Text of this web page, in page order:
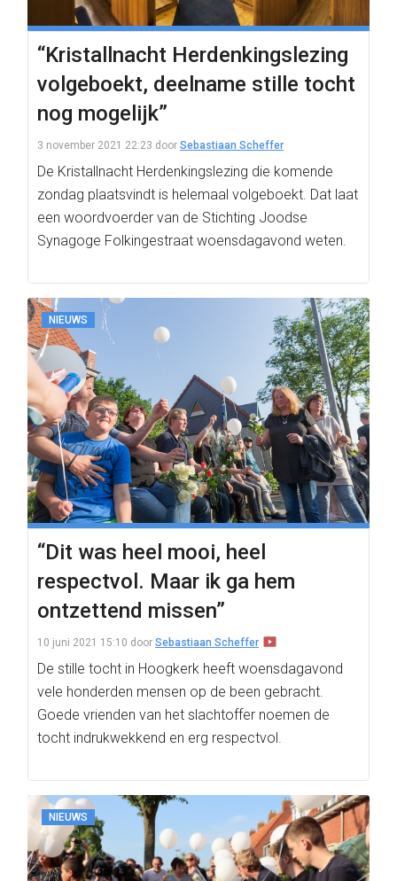
“Kristallnacht Herdenkingslezing
volgeboekt, deelname stille tocht
nog mogelijk”
3 november 2021 22:23 door Sebastiaan Scheffer
De Kristallnacht Herdenkingslezing die komende
zondag plaatsvindt is helemaal volgeboekt. Dat laat
een woordvoerder van de Stichting Joodse
Synagoge Folkingestraat woensdagavond weten.
NIEUWS
“Dit was heel mooi, heel
respectvol. Maar ik ga hem
ontzettend missen”
10 juni 2021 15:10 door Sebastiaan Scheffer
De stille tocht in Hoogkerk heeft woensdagavond
vele honderden mensen op de been gebracht.
Goede vrienden van het slachtoffer noemen de
tocht indrukwekkend en erg respectvol.
NIEUWS